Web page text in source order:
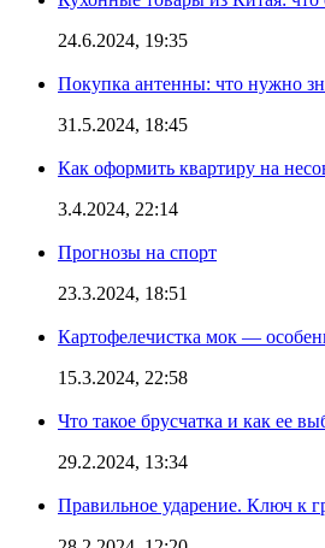
24.6.2024, 19:35
Покупка антенны: что нужно
31.5.2024, 18:45
Как оформить квартиру на
3.4.2024, 22:14
Прогнозы на спорт
23.3.2024, 18:51
Картофелечистка мок —
15.3.2024, 22:58
Что такое брусчатка и как ее
29.2.2024, 13:34
Правильное ударение. Ключ к